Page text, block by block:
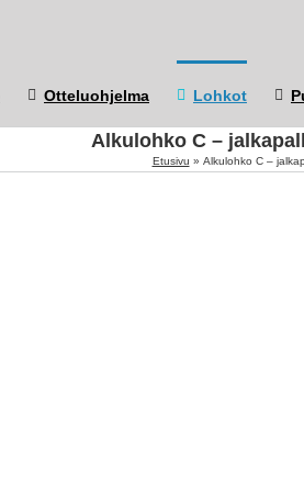
Otteluohjelma Lohkot
Alkulohko C –
Etusivu » Alkulohko C –